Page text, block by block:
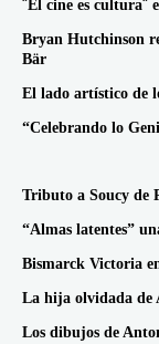
¨El cine es cultura¨
Bryan Hutchinson
Bär
El lado artístico de
“Celebrando lo
Tributo a Soucy de
“Almas latentes”
Bismarck Victoria
La hija olvidada de
Los dibujos de